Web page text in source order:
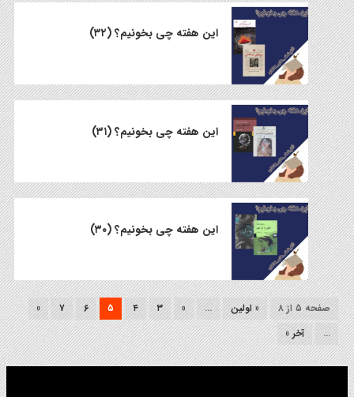
این هفته چی بخونیم؟ (۳۲)
این هفته چی بخونیم؟ (۳۱)
این هفته چی بخونیم؟ (۳۰)
صفحه ۵ از ۸ « اولین ...
« ۳ ۴ ۵ ۶ ۷
»
...
آخر »